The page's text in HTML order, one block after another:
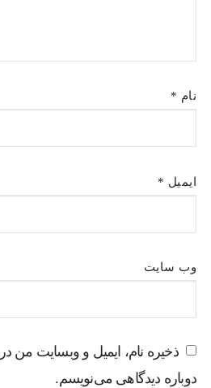
نام*
ایمیل*
وب‌ سایت
ذخیره نام، ایمیل و وبسایت من در
دوباره دیدگاهی می‌نویسم.